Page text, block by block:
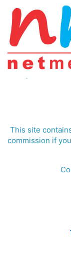
This site
commission if